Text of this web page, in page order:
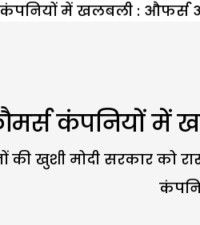
कंपनियों में खलबली :
कंपनियों
की खुशी मोदी सरकार को